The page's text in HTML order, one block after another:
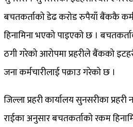
बचतकर्ताको डेढ करोड रुपैयाँ बैंककै
हिनामिना भएको पाइएको छ ।
ठगी गरेको आरोपमा प्रहरीले बैंकको
जना कर्मचारीलाई पक्राउ गरेको छ ।
जिल्ला प्रहरी कार्यालय सुनसरीका
राईका अनुसार बचतकर्ताको रकम